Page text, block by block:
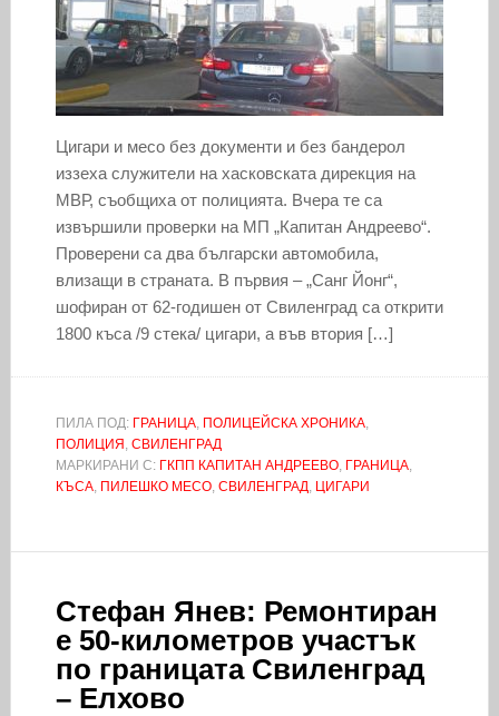
Цигари и месо без документи и без бандерол
иззеха служители на хасковската дирекция на
МВР, съобщиха от полицията. Вчера те са
извършили проверки на МП „Капитан Андреево“.
Проверени са два български автомобила,
влизащи в страната. В първия – „Санг Йонг“,
шофиран от 62-годишен от Свиленград са открити
1800 къса /9 стека/ цигари, а във втория […]
ПИЛА ПОД: ГРАНИЦА, ПОЛИЦЕЙСКА ХРОНИКА,
ПОЛИЦИЯ , СВИЛЕНГРАД
МАРКИРАНИ С: ГКПП КАПИТАН АНДРЕЕВО, ГРАНИЦА,
КЪСА, ПИЛЕШКО МЕСО, СВИЛЕНГРАД, ЦИГАРИ
Стефан Янев: Ремонтиран
е 50-километров участък
по границата Свиленград
– Елхово